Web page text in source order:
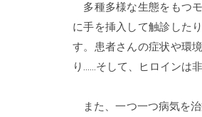
多種多様な生態をもつ
に手を挿入して触診した
す。患者さんの症状や環
り……そして、ヒロインは
また、一つ一つ病気を